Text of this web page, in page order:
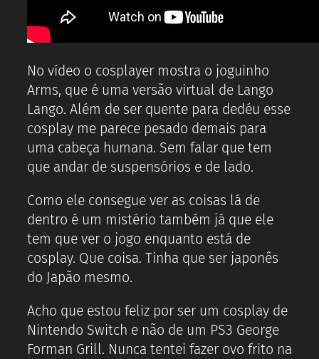
No vídeo o cosplayer mostra o joguinho
Arms, que é uma versão virtual de Lango
Lango. Além de ser quente para dedéu esse
cosplay me parece pesado demais para
uma cabeça humana. Sem falar que tem
que andar de suspensórios e de lado.
Como ele consegue ver as coisas lá de
dentro é um mistério também já que ele
tem que ver o jogo enquanto está de
cosplay. Que coisa. Tinha que ser japonês
do Japão mesmo.
Acho que estou feliz por ser um cosplay de
Nintendo Switch e não de um PS3 George
Forman Grill. Nunca tentei fazer ovo frito na